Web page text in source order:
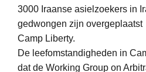
3000 Iraanse asielzoekers in
gedwongen zijn
Camp Liberty.
De leefomstandigheden in
dat de Working Group on